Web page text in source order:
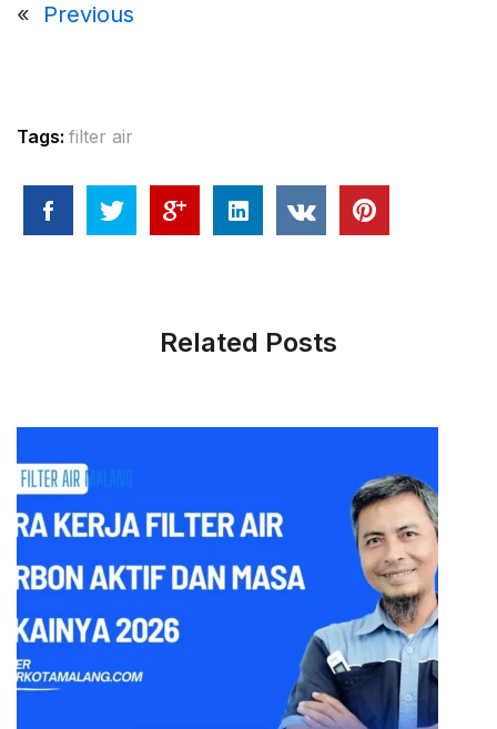
« Previous
Tags: filter air
Related Posts